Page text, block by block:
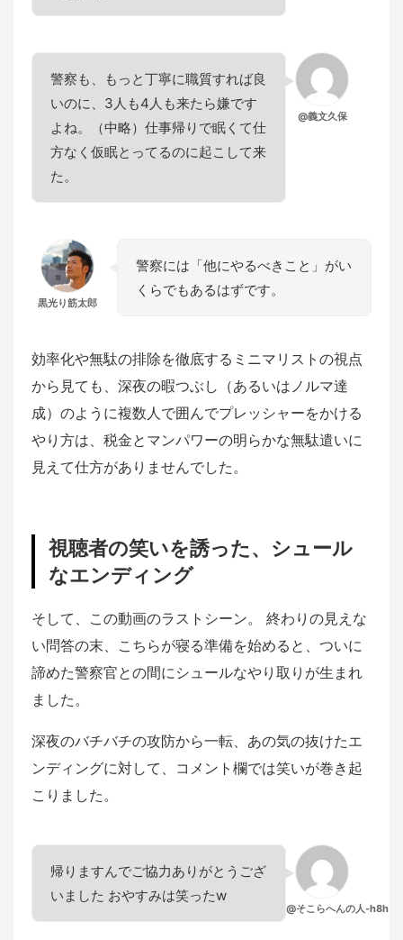
@義文久保
警察も、もっと丁寧に職質すれば良
いのに、3人も4人も来たら嫌です
よね。（中略）仕事帰りで眠くて仕
方なく仮眠とってるのに起こして来
た。
黒光り筋太郎
警察には「他にやるべきこと」がい
くらでもあるはずです。
効率化や無駄の排除を徹底するミニマリストの視点
から見ても、深夜の暇つぶし（あるいはノルマ達
成）のように複数人で囲んでプレッシャーをかける
やり方は、税金とマンパワーの明らかな無駄遣いに
見えて仕方がありませんでした。
視聴者の笑いを誘った、シュール
なエンディング
そして、この動画のラストシーン。 終わりの見えな
い問答の末、こちらが寝る準備を始めると、ついに
諦めた警察官との間にシュールなやり取りが生まれ
ました。
深夜のバチバチの攻防から一転、あの気の抜けたエ
ンディングに対して、コメント欄では笑いが巻き起
こりました。
@そこらへんの人-h8h
帰りますんでご協力ありがとうござ
いました おやすみは笑ったw